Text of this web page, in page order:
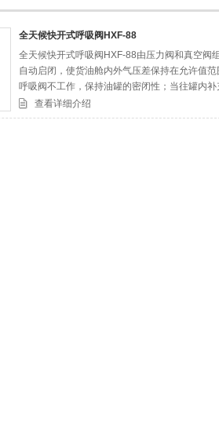
全天候快开式呼吸阀HXF-88
全天候快开式呼吸阀HXF-88由压力阀和真空阀
自动启闭，使货油舱内外气压差保持在允许值
呼吸阀不工作，保持油罐的密闭性；当往罐内
时，压力阀被顶开，气体从呼吸阀呼出口逸出
盘。
查看详细介绍